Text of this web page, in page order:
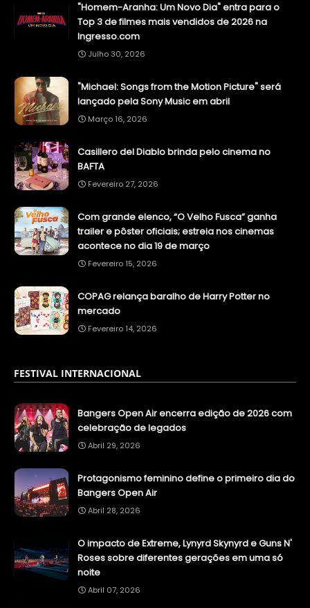
"Homem-Aranha: Um Novo Dia" entra para o
Top 3 de filmes mais vendidos de 2026 na
Ingresso.com
Julho 30, 2026
"Michael: Songs from the Motion Picture" será
lançado pela Sony Music em abril
Março 16, 2026
Casillero del Diablo brinda pelo cinema no
BAFTA
Fevereiro 27, 2026
Com grande elenco, “O Velho Fusca” ganha
trailer e pôster oficiais; estreia nos cinemas
acontece no dia 19 de março
Fevereiro 15, 2026
COPAG relança baralho de Harry Potter no
mercado
Fevereiro 14, 2026
FESTIVAL INTERNACIONAL
Bangers Open Air encerra edição de 2026 com
celebração de legados
Abril 29, 2026
Protagonismo feminino define o primeiro dia do
Bangers Open Air
Abril 28, 2026
O impacto de Extreme, Lynyrd Skynyrd e Guns N'
Roses sobre diferentes gerações em uma só
noite
Abril 07, 2026